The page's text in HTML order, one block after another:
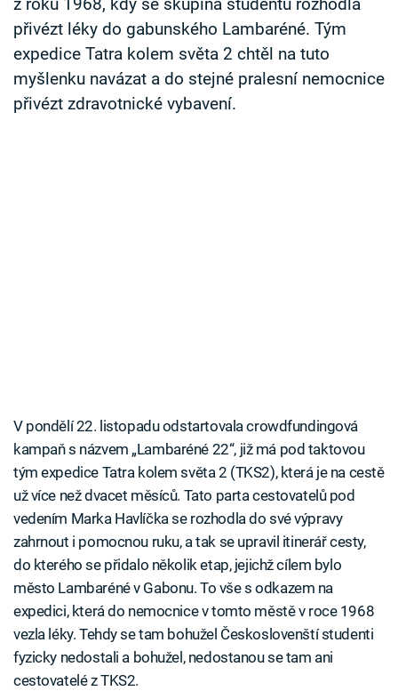
z roku 1968, kdy se skupina studentů rozhodla
přivézt léky do gabunského Lambaréné. Tým
expedice Tatra kolem světa 2 chtěl na tuto
myšlenku navázat a do stejné pralesní nemocnice
přivézt zdravotnické vybavení.
V pondělí 22. listopadu odstartovala crowdfundingová
kampaň s názvem „Lambaréné 22“, již má pod taktovou
tým expedice Tatra kolem světa 2 (TKS2), která je na cestě
už více než dvacet měsíců. Tato parta cestovatelů pod
vedením Marka Havlíčka se rozhodla do své výpravy
zahrnout i pomocnou ruku, a tak se upravil itinerář cesty,
do kterého se přidalo několik etap, jejichž cílem bylo
město Lambaréné v Gabonu. To vše s odkazem na
expedici, která do nemocnice v tomto městě v roce 1968
vezla léky. Tehdy se tam bohužel Českoslovenští studenti
fyzicky nedostali a bohužel, nedostanou se tam ani
cestovatelé z TKS2.